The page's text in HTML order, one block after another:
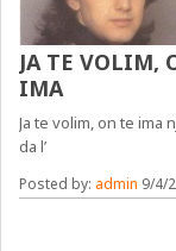
JA TE VOLIM,
IMA
Ja te volim, on te ima
da l’
Posted by: admin 9/4/